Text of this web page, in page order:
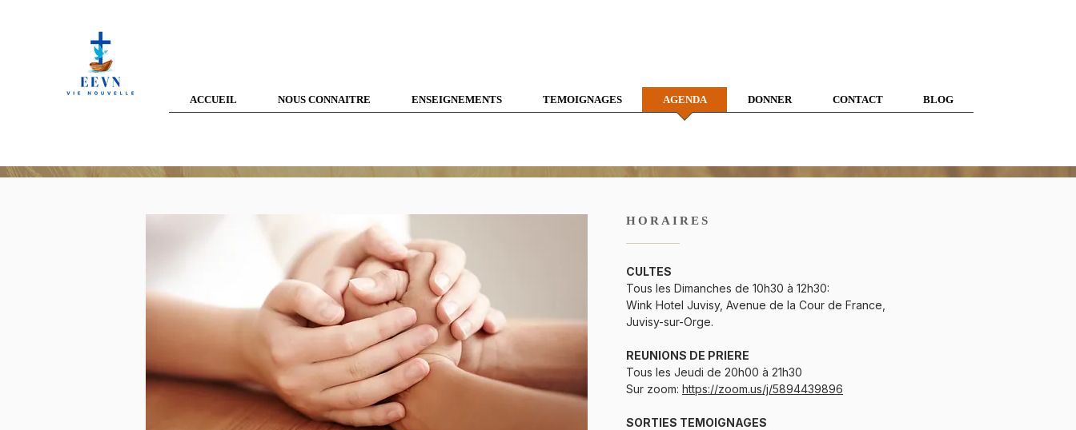
ACCUEIL NOUS CONNAITRE ENSEIGNEMENTS TEMOIGNAGES AGENDA DONNER CONTACT BLOG
HORAIRES
CULTES
Tous les Dimanches de 10h30 à 12h30:
Wink Hotel Juvisy, Avenue de la Cour de France,
Juvisy-sur-Orge.
REUNIONS DE PRIERE
Tous les Jeudi de 20h00 à 21h30
Sur zoom: https://zoom.us/j/5894439896
SORTIES TEMOIGNAGES